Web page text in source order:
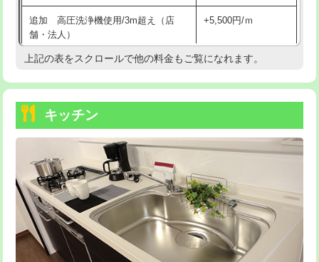
持込商品取付（浄水器・分岐水栓） 16,500円
持込商品取付（温水洗浄便座） 22,000円
持込商品取付（普通便座⇔温水洗浄便
22,000円
給水管工事※（ホール加工)
給水管工事※（バンド止め) 3,300円
給水管工事※（支持金具設置) 5,500円
給水管工事※（保温材使用（バンド止
め込み）)
5,500円
給水管工事※（土の掘削・埋め戻し作
11,000円
追加 高圧洗浄機使用/3m超え（店
舗・法人）
+5,500円/ｍ
高度高圧洗浄換 現地調査
トーラー機使用/3mまで
追加トーラー機使用/3m超え +3,300円
カメラ調査 33,000円
桝清掃 8,800円
止水・漏水調査・防水処理・清掃・修
理・調整・分解・加工など（軽作業）
11,000円
上記の表をスクロールで他の料金もご覧になれます。
キッチン